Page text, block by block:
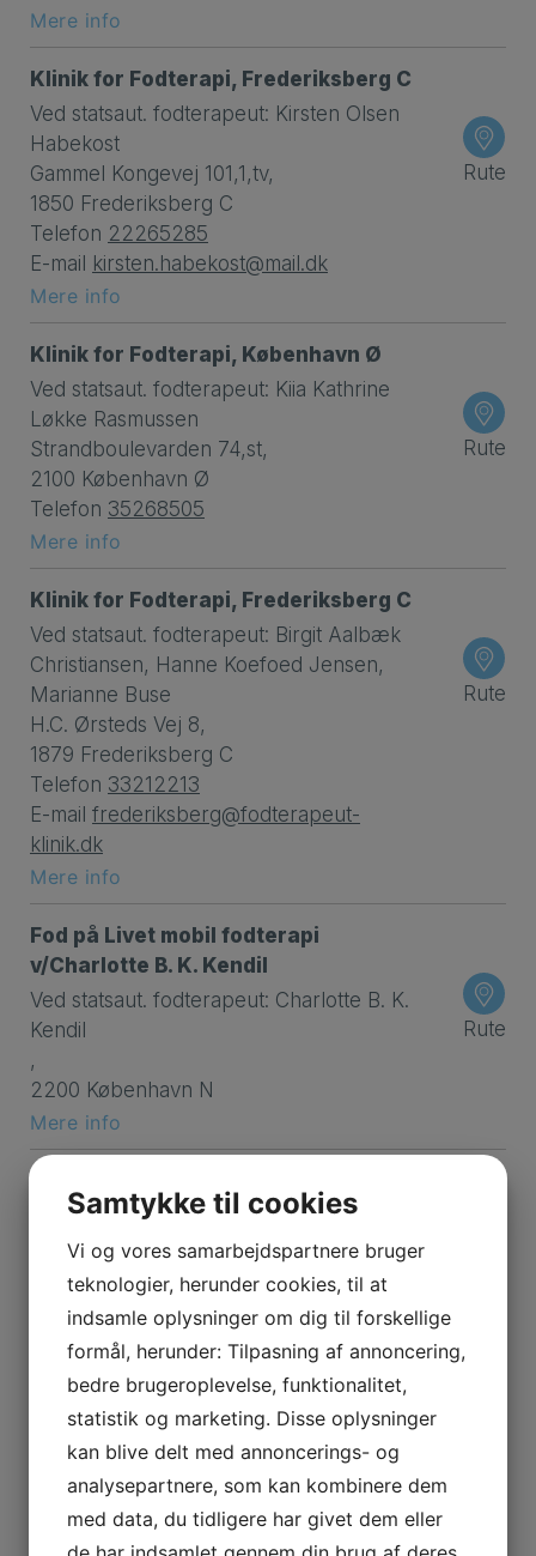
Mere info
Klinik for Fodterapi, Frederiksberg C
Ved statsaut. fodterapeut: Kirsten Olsen
Habekost
Gammel Kongevej 101,1,tv,
1850 Frederiksberg C
Telefon 22265285
E-mail
kirsten.habekost@mail.dk
Mere info
Rute
Klinik for Fodterapi, København Ø
Ved statsaut. fodterapeut: Kiia Kathrine
Løkke Rasmussen
Strandboulevarden 74,st,
2100 København Ø
Telefon 35268505
Mere info
Rute
Klinik for Fodterapi, Frederiksberg C
Ved statsaut. fodterapeut: Birgit Aalbæk
Christiansen, Hanne Koefoed Jensen,
Marianne Buse
H.C. Ørsteds Vej 8,
1879 Frederiksberg C
Telefon 33212213
E-mail frederiksberg@fodterapeut-
klinik.dk
Mere info
Rute
Fod på Livet mobil fodterapi
v/Charlotte B. K. Kendil
Ved statsaut. fodterapeut: Charlotte B. K.
Kendil
,
2200 København N
Mere info
Rute
Ved statsaut. fodterapeut: Lise-Lotte Olsen
Dybbølsgade 64,st,th,
1721 København V
Telefon
33229222
Mere info
Klinik for Fodterapi, Frederiksberg C
Ved statsaut. fodterapeut: Jeanette Kitt
Pålsson
Frederiksberg Alle 54,st,
1820 Frederiksberg C
Samtykke til cookies
Vi og vores samarbejdspartnere bruger
teknologier, herunder cookies, til at
indsamle oplysninger om dig til forskellige
formål, herunder: Tilpasning af annoncering,
bedre brugeroplevelse, funktionalitet,
statistik og marketing. Disse oplysninger
kan blive delt med annoncerings- og
analysepartnere, som kan kombinere dem
med data, du tidligere har givet dem eller